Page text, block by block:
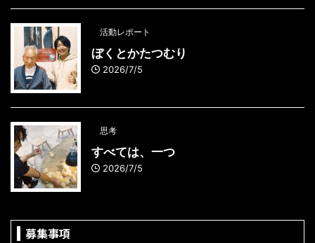
活動レポート
ぼくとかたつむり
2026/7/5
思考
すべては、一つ
2026/7/5
募集事項